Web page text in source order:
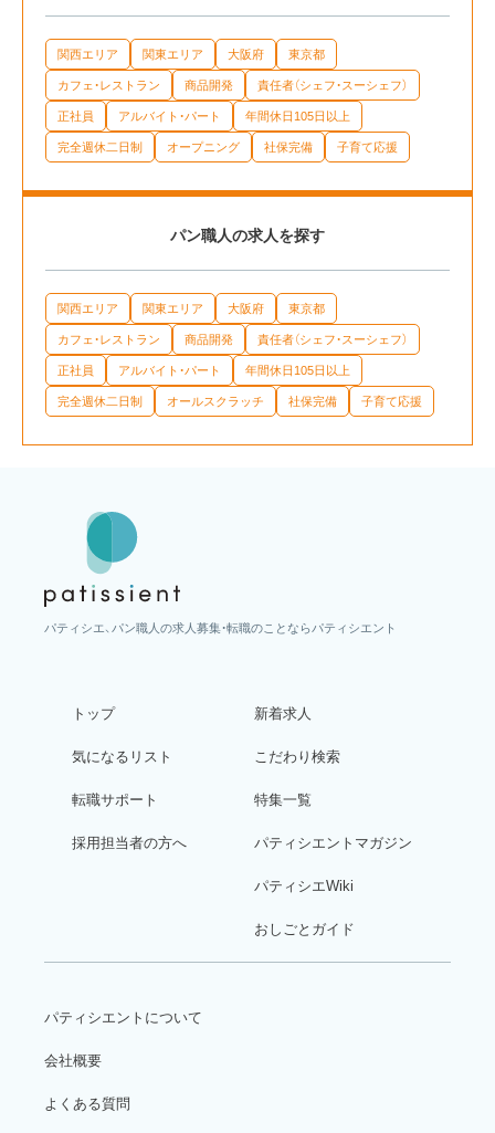
関西エリア 関東エリア 大阪府 東京都
カフェ・レストラン 商品開発 責任者（シェフ・スーシェフ）
正社員 アルバイト・パート 年間休日105日以上
完全週休二日制 オープニング 社保完備 子育て応援
パン職人の求人を探す
関西エリア 関東エリア 大阪府 東京都
カフェ・レストラン 商品開発 責任者（シェフ・スーシェフ）
正社員 アルバイト・パート 年間休日105日以上
完全週休二日制 オールスクラッチ 社保完備 子育て応援
パティシエ、パン職人の求人募集・転職のことならパティシエント
トップ
気になるリスト
転職サポート
採用担当者の方へ
新着求人
こだわり検索
特集一覧
パティシエントマガジン
パティシエWiki
おしごとガイド
パティシエントについて
会社概要
よくある質問